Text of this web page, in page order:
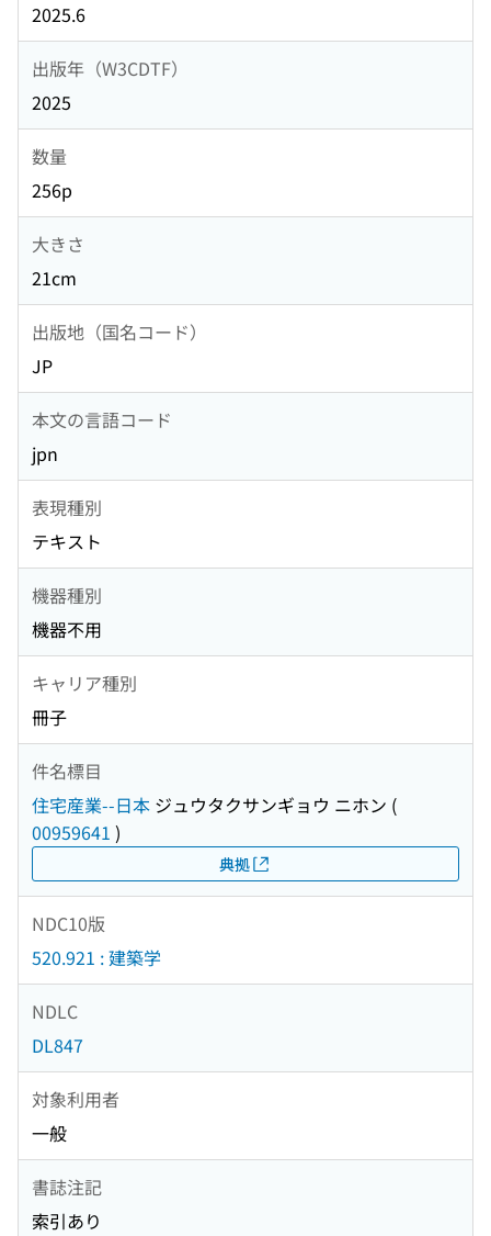
2025.6
出版年（W3CDTF）
2025
数量
256p
大きさ
21cm
出版地（国名コード）
JP
本文の言語コード
jpn
表現種別
テキスト
機器種別
機器不用
キャリア種別
冊子
件名標目
住宅産業--日本 ジュウタクサンギョウ ニホン (
00959641 )
典拠
NDC10版
520.921 : 建築学
NDLC
DL847
対象利用者
一般
書誌注記
索引あり